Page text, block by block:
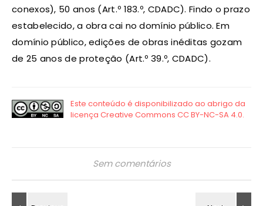
conexos), 50 anos (Art.º 183.º, CDADC). Findo o prazo
estabelecido, a obra cai no domínio público. Em
domínio público, edições de obras inéditas gozam
de 25 anos de proteção (Art.º 39.º, CDADC).
Sem comentários